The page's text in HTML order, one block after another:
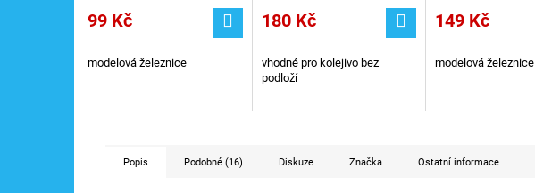
99 Kč
modelová železnice
180 Kč
vhodné pro kolejivo bez
podloží
149 Kč
modelová železnice
Popis Podobné (16) Diskuze Značka Ostatní informace